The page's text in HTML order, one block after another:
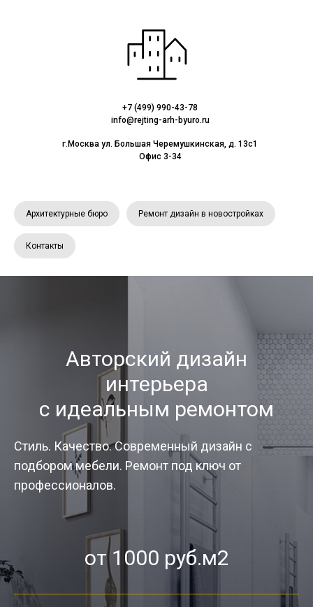
+7 (499) 990-43-78
info@rejting-arh-byuro.ru
г.Москва ул. Большая Черемушкинская, д. 13с1
Офис 3-34
Архитектурные бюро Ремонт дизайн в новостройках
Контакты
Авторский дизайн
интерьера
с идеальным ремонтом
Стиль. Качество. Современный дизайн с
подбором мебели. Ремонт под ключ от
профессионалов.
от 1000 руб.м2